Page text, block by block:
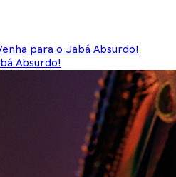
para o Jabá Absurdo!
Absurdo!